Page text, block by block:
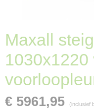
Maxall
1030x1220
€ 5961,95 (inclusief